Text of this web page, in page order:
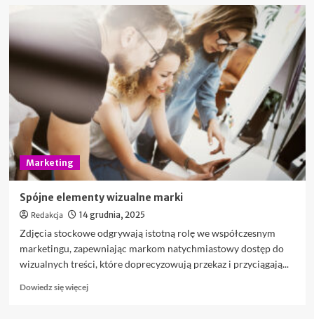
internetowa
a
SEO
–
co
powinno
być
zaplanowane
już
na
etapie
projektu
Marketing
Spójne elementy wizualne marki
Redakcja 14 grudnia, 2025
Zdjęcia stockowe odgrywają istotną rolę we współczesnym
marketingu, zapewniając markom natychmiastowy dostęp do
wizualnych treści, które doprecyzowują przekaz i przyciągają...
Dowiedz się więcejDowiedz